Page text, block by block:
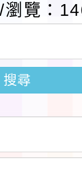
臺北
育日」
第1學
鐘點教
次招考)
後照顧
程
總會划船
運動會
及
點
對象擴
活動暨
/瀏覽：
搜尋